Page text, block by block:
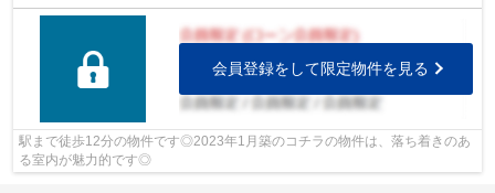
会員登録をして限定物件を見る
駅まで徒歩12分の物件です◎2023年1月築のコチラの物件は、落ち着きのあ
る室内が魅力的です◎